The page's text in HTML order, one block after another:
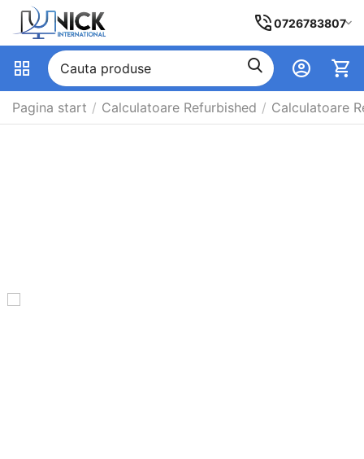
0726783807
Pagina start / Calculatoare Refurbished / Calculatoare